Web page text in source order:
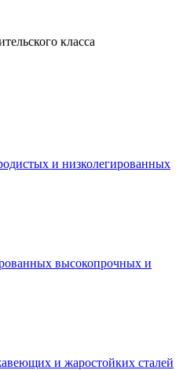
класса
и низколегированных
высокопрочных и
и жаростойких сталей